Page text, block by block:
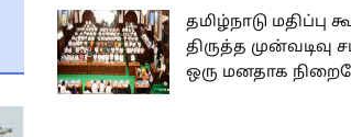
தமிழ்நாடு மதிப்பு
திருத்த முன்வடிவு
ஒரு மனதாக